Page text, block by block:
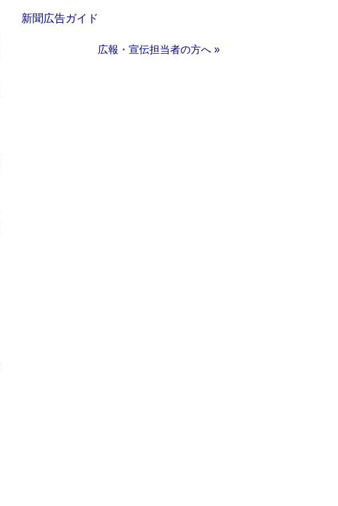
新聞広告ガイド
広報・宣伝担当者の方へ »